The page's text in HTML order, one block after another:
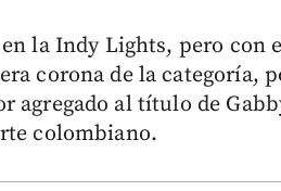
la Indy Lights, pero con
corona de la categoría,
agregado al título de
colombiano.